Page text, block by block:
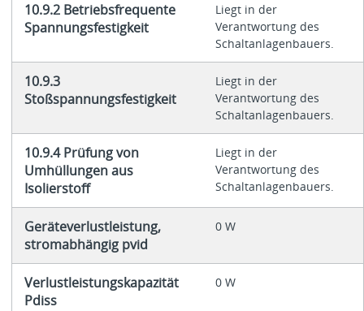
10.9.2 Betriebsfrequente
Spannungsfestigkeit
Liegt in der
Verantwortung des
Schaltanlagenbauers.
10.9.3
Stoßspannungsfestigkeit
Liegt in der
Verantwortung des
Schaltanlagenbauers.
10.9.4 Prüfung von
Umhüllungen aus
Isolierstoff
Liegt in der
Verantwortung des
Schaltanlagenbauers.
Geräteverlustleistung,
stromabhängig pvid
0 W
Verlustleistungskapazität
Pdiss
0 W